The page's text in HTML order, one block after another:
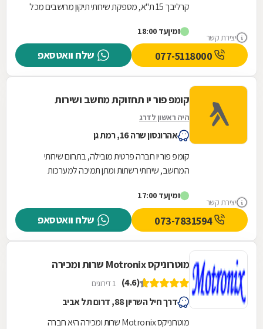
יצירת קשר
קרליבך 15 ת"א, מספקת שירותי תיקון מחשבים מכל
זמיןעד 18:00
שלח וואטסאפ
יצירת קשר
קומפ פור יו תחזוקת מחשב ושירות
היה ראשון לדרג
אהרונסון שרה 16, רמת גן
קומפ פור יו חברה פרטית מובילה, בתחום שירותי
המחשב, שירותי רשתות ומתן תמיכה למערכות
זמיןעד 17:00
שלח וואטסאפ 073-7831594
מוטרוניקס Motronix שרות ומכירה
(4.6) 1 דירוגים
דרך חיל השריון 88, דרום תל אביב
מוטרוניקס Motronix שרות ומכירה היא חברה